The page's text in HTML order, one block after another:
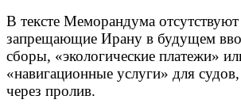
В тексте Меморандума
запрещающие Ирану в будущем
сборы, «экологические платежи»
«навигационные услуги» для
через пролив.